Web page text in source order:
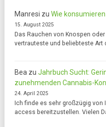
Manresi zu Wie
15. August 2025
Das Rauchen von Knospen
vertrauteste und beliebteste
Bea zu Jahrbuch Sucht:
zunehmenden Cannabis-
24. April 2025
Ich finde es sehr großzügig
access bereitzustellen. Vielen